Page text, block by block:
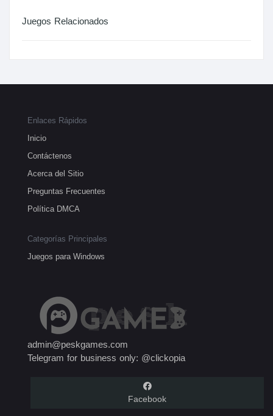
Juegos Relacionados
Enlaces Rápidos
Inicio
Contáctenos
Acerca del Sitio
Preguntas Frecuentes
Política DMCA
Categorías Principales
Juegos para Windows
admin@peskgames.com
Telegram for business only: @clickopia
Facebook